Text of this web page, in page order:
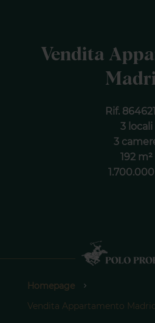
Vendita
Rif.
3 locali
3
192 m²
Homepage
Vendita Appartamento